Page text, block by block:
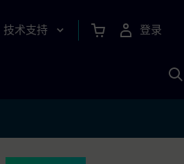
技术支持 登录